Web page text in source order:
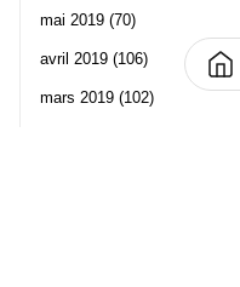
mai 2019 (70)
avril 2019 (106)
mars 2019 (102)